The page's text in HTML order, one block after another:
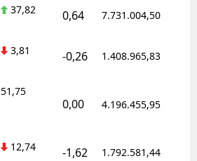
37,82 0,64 7.731.004,50
3,81 -0,26 1.408.965,83
51,75
0,00 4.196.455,95
12,74 -1,62 1.792.581,44